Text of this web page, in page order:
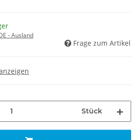
- Ausland
Frage zum Artikel
Stück